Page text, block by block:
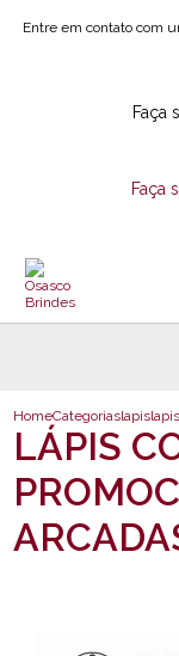
Entre em contato com
Faça
Faça
HomeCategoriaslapis
LÁPIS